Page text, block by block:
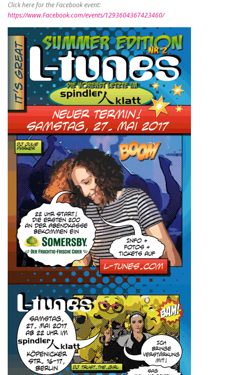
Click here for the Facebook event:
https://www.Facebook.com/events/1293604367423460/